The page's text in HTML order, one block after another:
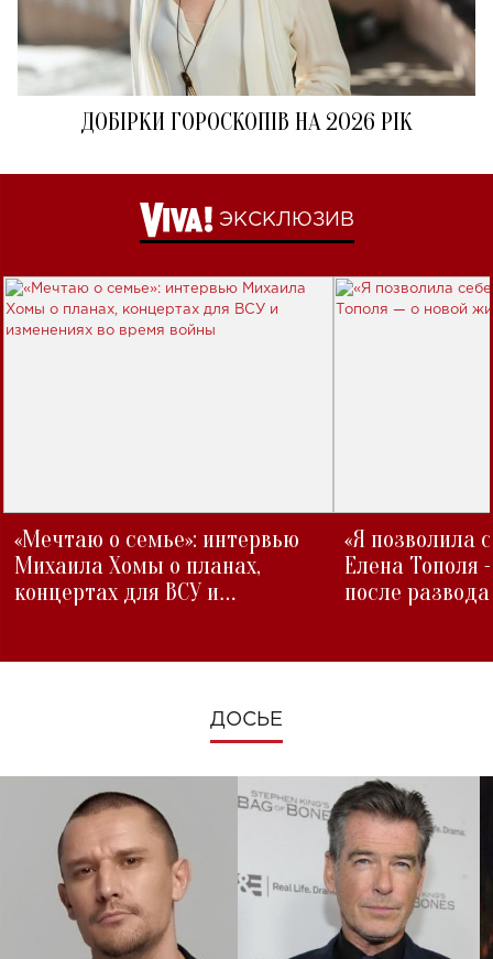
ДОБІРКИ ГОРОСКОПІВ НА 2026 РІК
ЭКСКЛЮЗИВ
«Мечтаю о семье»: интервью
Михаила Хомы о планах,
концертах для ВСУ и
«Я позволила
Елена Тополя
после развода
ДОСЬЕ